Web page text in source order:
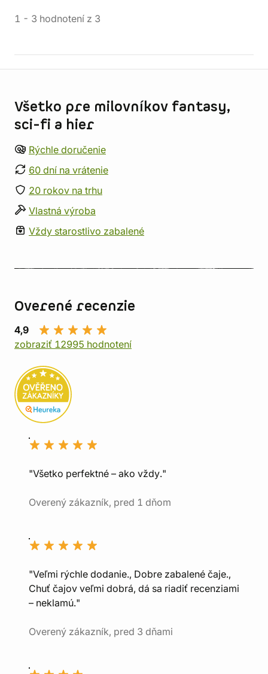
1 - 3 hodnotení z 3
Všetko pre milovníkov fantasy,
sci-fi a hier
Rýchle doručenie
60 dní na vrátenie
20 rokov na trhu
Vlastná výroba
Vždy starostlivo zabalené
Overené recenzie
4,9
zobraziť 12995 hodnotení
"Všetko perfektné – ako vždy."
Overený zákazník, pred 1 dňom
"Veľmi rýchle dodanie., Dobre zabalené čaje.,
Chuť čajov veľmi dobrá, dá sa riadiť recenziami
– neklamú."
Overený zákazník, pred 3 dňami